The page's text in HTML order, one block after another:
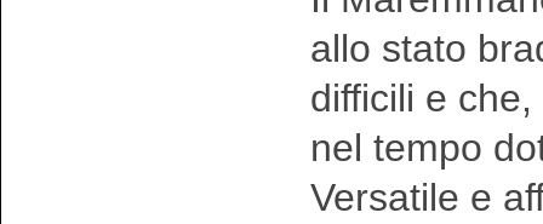
allo stato
difficili e
nel tempo
Versatile e